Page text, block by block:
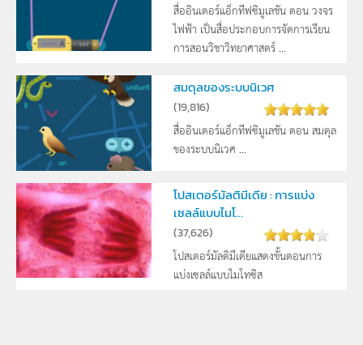
สื่ออินเตอร์แอ็กทีฟซิมูเลชัน ตอน วงจร
ไฟฟ้า เป็นสื่อประกอบการจัดการเรียน
การสอนวิชาวิทยาศาสตร์ ...
สมดุลของระบบนิเวศ
(19,816)
สื่ออินเตอร์แอ็กทีฟซิมูเลชัน ตอน สมดุล
ของระบบนิเวศ ...
โปสเตอร์มัลติมีเดีย : การแบ่ง
เซลล์แบบไมโ...
(37,626)
โปสเตอร์มัลติมีเดียแสดงขั้นตอนการ
แบ่งเซลล์แบบไมโทซิส